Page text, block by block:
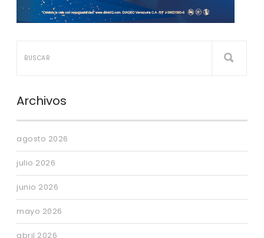
Archivos
agosto 2026
julio 2026
junio 2026
mayo 2026
abril 2026